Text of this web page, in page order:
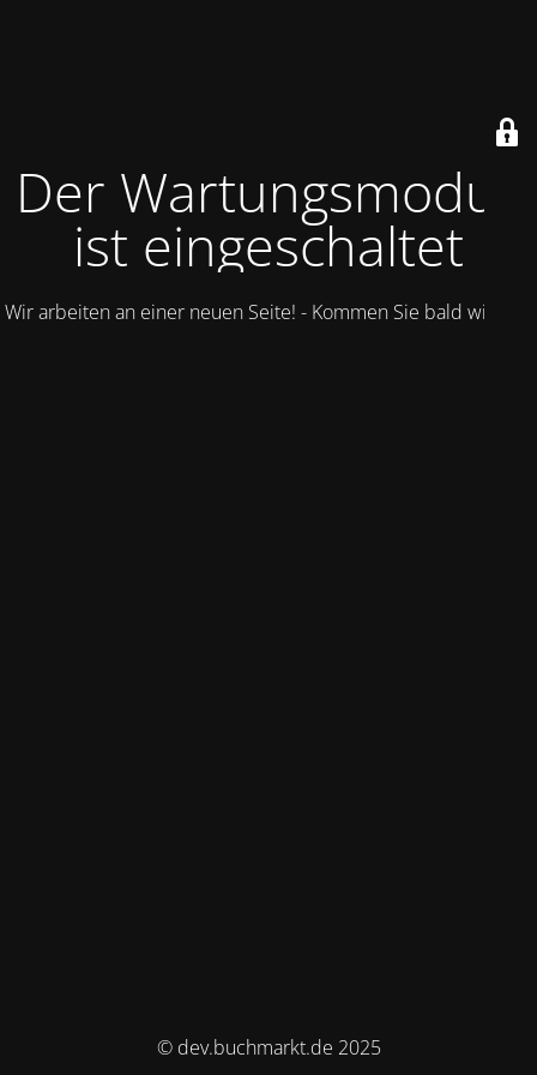
Der Wartungsmodus
ist eingeschaltet
Wir arbeiten an einer neuen Seite! - Kommen Sie bald wieder.
© dev.buchmarkt.de 2025